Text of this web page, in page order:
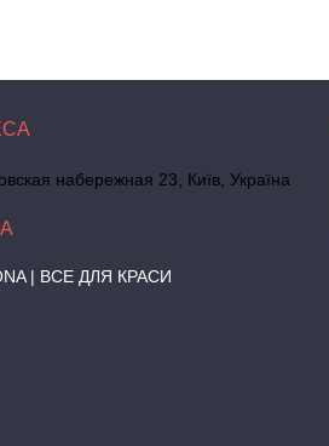
набережная 23, Київ, Україна
| ВСЕ ДЛЯ КРАСИ